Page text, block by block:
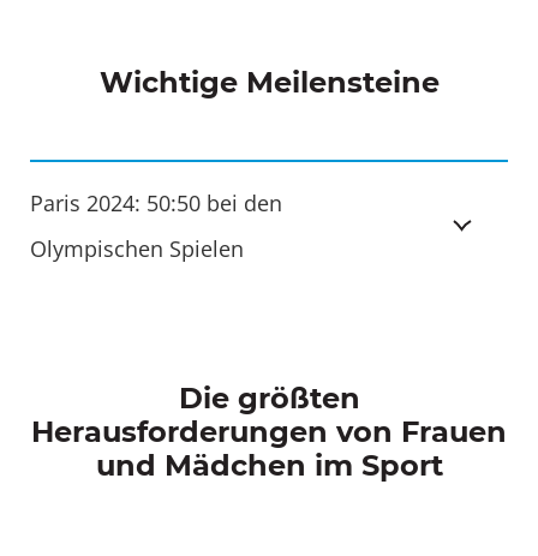
Wichtige Meilensteine
Paris 2024: 50:50 bei den
Olympischen Spielen
Die größten
Herausforderungen von Frauen
und Mädchen im Sport